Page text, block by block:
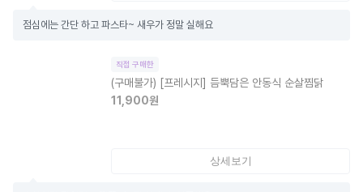
점심에는 간단 하고 파스타~ 새우가 정말 실해요
직접 구매한
(구매불가) [프레시지] 듬뿍담은 안동식 순살찜닭
11,900원
상세보기